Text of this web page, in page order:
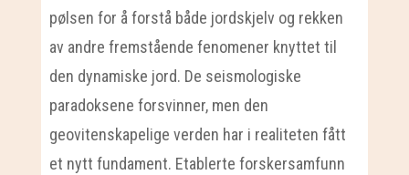
pølsen for å forstå både jordskjelv og rekken
av andre fremstående fenomener knyttet til
den dynamiske jord. De seismologiske
paradoksene forsvinner, men den
geovitenskapelige verden har i realiteten fått
et nytt fundament. Etablerte forskersamfunn